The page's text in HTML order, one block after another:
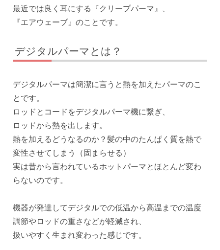
最近では良く耳にする『クリープパーマ』、
『エアウェーブ』のことです。
デジタルパーマとは？
デジタルパーマは簡潔に言うと熱を加えたパーマのこ
とです。
ロッドとコードをデジタルパーマ機に繋ぎ、
ロッドから熱を出します。
熱を加えるどうなるのか？髪の中のたんぱく質を熱で
変性させてしまう（固まらせる）
実は昔から言われているホットパーマとほとんど変わ
らないのです。
機器が発達してデジタルでの低温から高温までの温度
調節やロッドの重さなどが軽減され、
扱いやすく生まれ変わった感じです。